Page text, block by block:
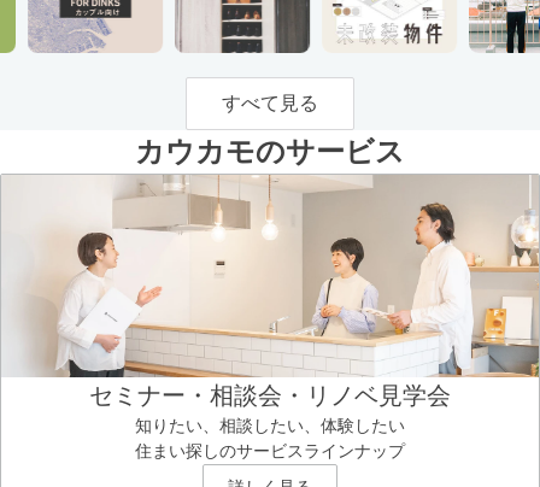
すべて見る
カウカモのサービス
セミナー・相談会・リノベ見学会
知りたい、相談したい、体験したい
住まい探しのサービスラインナップ